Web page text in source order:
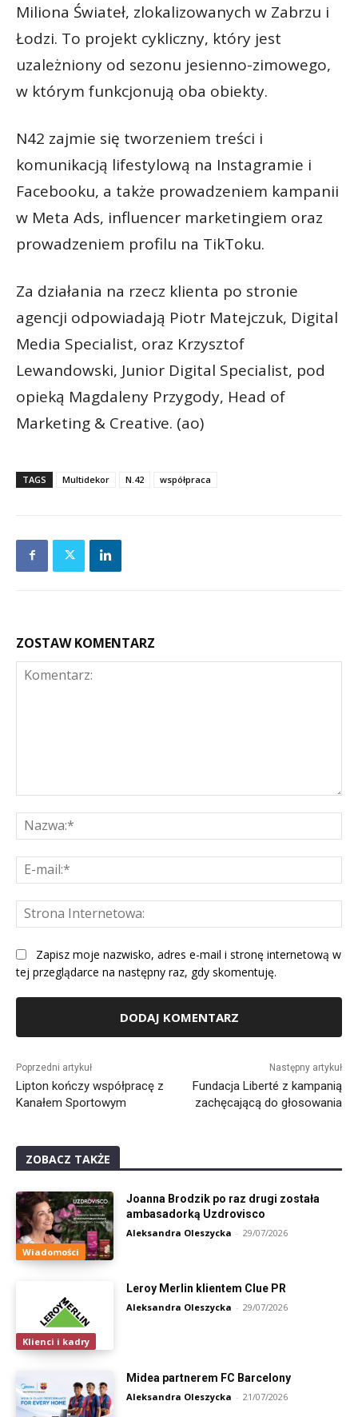
Miliona Świateł, zlokalizowanych w Zabrzu i
Łodzi. To projekt cykliczny, który jest
uzależniony od sezonu jesienno-zimowego,
w którym funkcjonują oba obiekty.
N42 zajmie się tworzeniem treści i
komunikacją lifestylową na Instagramie i
Facebooku, a także prowadzeniem kampanii
w Meta Ads, influencer marketingiem oraz
prowadzeniem profilu na TikToku.
Za działania na rzecz klienta po stronie
agencji odpowiadają Piotr Matejczuk, Digital
Media Specialist, oraz Krzysztof
Lewandowski, Junior Digital Specialist, pod
opieką Magdaleny Przygody, Head of
Marketing & Creative. (ao)
TAGS Multidekor N.42 współpraca
ZOSTAW KOMENTARZ
Zapisz moje nazwisko, adres e-mail i stronę internetową w
tej przeglądarce na następny raz, gdy skomentuję.
Poprzedni artykuł
Lipton kończy współpracę z
Kanałem Sportowym
Następny artykuł
Fundacja Liberté z kampanią
zachęcającą do głosowania
ZOBACZ TAKŻE
Wiadomości
Joanna Brodzik po raz drugi została
ambasadorką Uzdrovisco
Aleksandra Oleszycka - 29/07/2026
Klienci i kadry
Leroy Merlin klientem Clue PR
Aleksandra Oleszycka - 29/07/2026
Midea partnerem FC Barcelony
Aleksandra Oleszycka - 21/07/2026